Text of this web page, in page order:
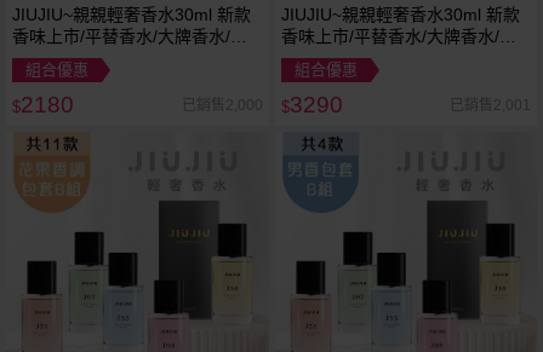
JIUJIU~親親輕奢香水30ml 新款
香味上市/平替香水/大牌香水/大
牌平替
組合優惠
$2180 已銷售2,000
JIUJIU~親親輕奢香水30ml 新款
香味上市/平替香水/大牌香水/大
牌平替
組合優惠
$3290 已銷售2,001